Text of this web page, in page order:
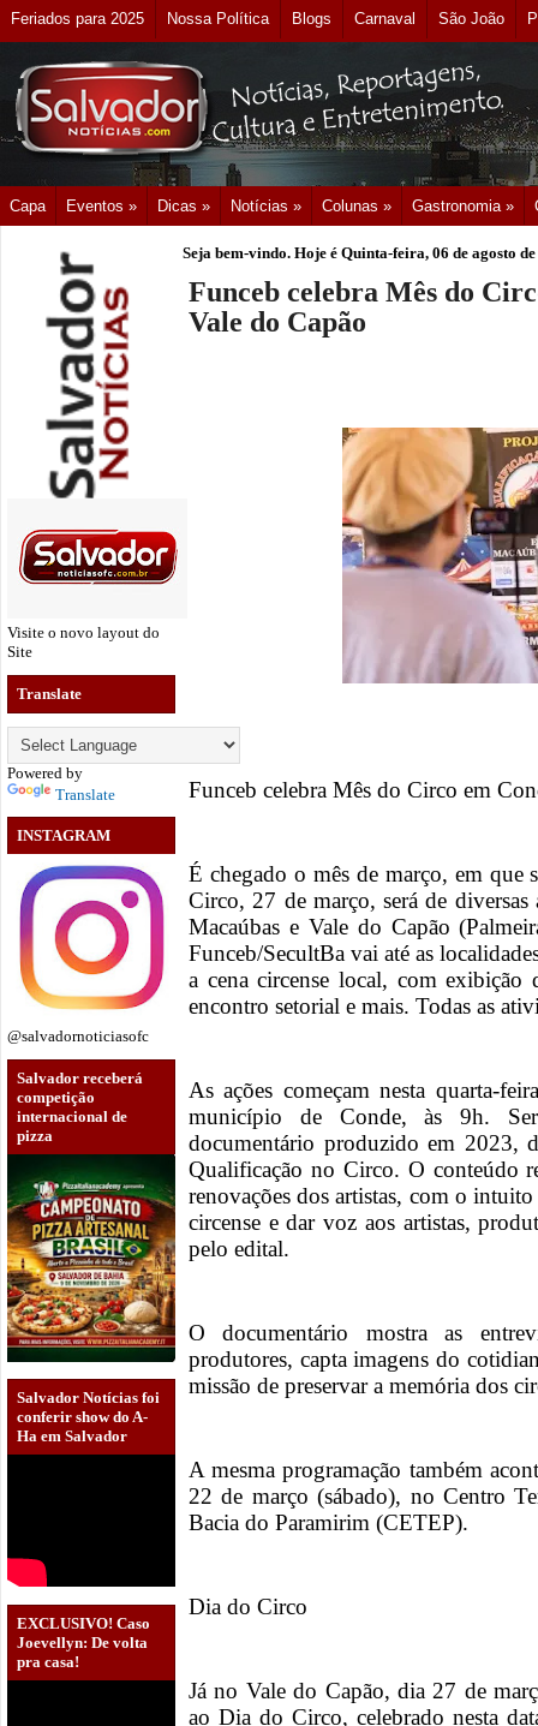
Feriados para 2025 Nossa Política Blogs Carnaval São João
Capa Eventos » Dicas » Notícias » Colunas » Gastronomia »
Visite o novo layout do
Site
Translate
Powered by
Translate
INSTAGRAM
@salvadornoticiasofc
Salvador receberá
competição
internacional de
pizza
Salvador Notícias foi
conferir show do A-
Ha em Salvador
EXCLUSIVO! Caso
Joevellyn: De volta
pra casa!
Seja bem-vindo. Hoje é Quinta-feira, 06 de agosto
Funceb celebra Mês do
Vale do Capão
Funceb celebra Mês do Circo em
É chegado o mês de março, em que
Circo, 27 de março, será de
Macaúbas e Vale do Capão
Funceb/SecultBa vai até as
a cena circense local, com exibição
encontro setorial e mais. Todas as
As ações começam nesta quarta-
município de Conde, às 9h.
documentário produzido em 2023,
Qualificação no Circo. O conteúdo
renovações dos artistas, com o
circense e dar voz aos artistas,
pelo edital.
O documentário mostra as
produtores, capta imagens do
missão de preservar a memória dos
A mesma programação também
22 de março (sábado), no Centro
Bacia do Paramirim (CETEP).
Dia do Circo
Já no Vale do Capão, dia 27 de
ao Dia do Circo, celebrado nesta